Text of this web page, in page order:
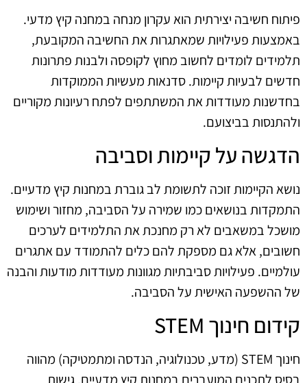
פיתוח חשיבה יצירתית הוא עקרון מנחה במחנה קיץ מדעי.
באמצעות פעילויות שמאתגרות את החשיבה המקובעת,
תלמידים לומדים לחשוב מחוץ לקופסה ולבנות פתרונות
חדשים לבעיות קיימות. סדנאות מעשיות הממוקדות
בחדשנות מעודדות את המשתתפים לפתח רעיונות מקוריים
ולהתנסות בביצועם.
הדגשה על קיימות וסביבה
נושא הקיימות זוכה לתשומת לב גוברת במחנות קיץ מדעיים.
התמקדות בנושאים כמו שמירה על הסביבה, מחזור ושימוש
מושכל במשאבים לא רק מחנכת את התלמידים לערכים
חשובים, אלא גם מספקת להם כלים להתמודד עם אתגרים
עולמיים. פעילויות סביבתיות מגוונות מעודדות מודעות והבנה
של ההשפעה האישית על הסביבה.
קידום חינוך STEM
חינוך STEM (מדע, טכנולוגיה, הנדסה ומתמטיקה) מהווה